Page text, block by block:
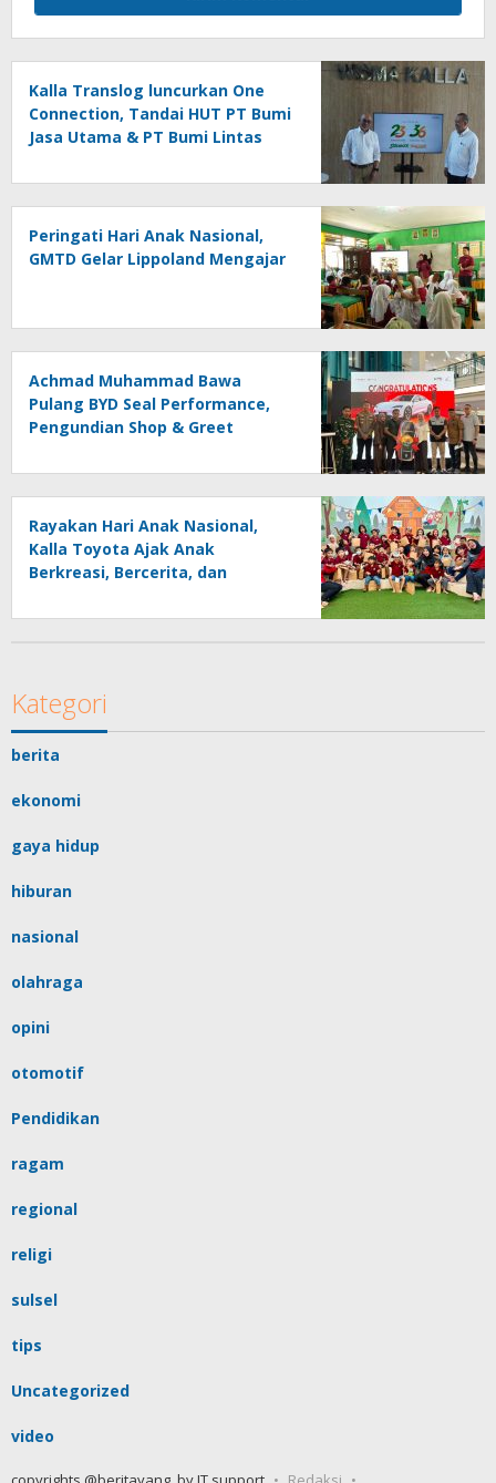
Kalla Translog luncurkan One
Connection, Tandai HUT PT Bumi
Jasa Utama & PT Bumi Lintas
Peringati Hari Anak Nasional,
GMTD Gelar Lippoland Mengajar
Achmad Muhammad Bawa
Pulang BYD Seal Performance,
Pengundian Shop & Greet
Disaksikan Publik
Rayakan Hari Anak Nasional,
Kalla Toyota Ajak Anak
Berkreasi, Bercerita, dan
melalui KIDDO
Kategori
berita
ekonomi
gaya hidup
hiburan
nasional
olahraga
opini
otomotif
Pendidikan
ragam
regional
religi
sulsel
tips
Uncategorized
video